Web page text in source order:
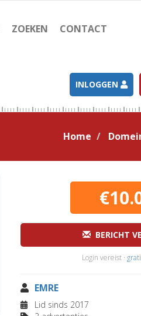
ZOEKEN CONTACT
INLOGGEN
Home
BERICHT
Login vereist ·
EMRE
Lid sinds 2017